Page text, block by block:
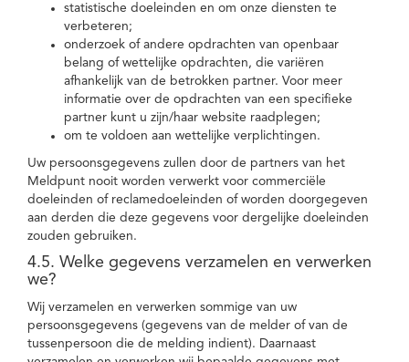
statistische doeleinden en om onze diensten te
verbeteren;
onderzoek of andere opdrachten van openbaar
belang of wettelijke opdrachten, die variëren
afhankelijk van de betrokken partner. Voor meer
informatie over de opdrachten van een specifieke
partner kunt u zijn/haar website raadplegen;
om te voldoen aan wettelijke verplichtingen.
Uw persoonsgegevens zullen door de partners van het
Meldpunt nooit worden verwerkt voor commerciële
doeleinden of reclamedoeleinden of worden doorgegeven
aan derden die deze gegevens voor dergelijke doeleinden
zouden gebruiken.
4.5. Welke gegevens verzamelen en verwerken
we?
Wij verzamelen en verwerken sommige van uw
persoonsgegevens (gegevens van de melder of van de
tussenpersoon die de melding indient). Daarnaast